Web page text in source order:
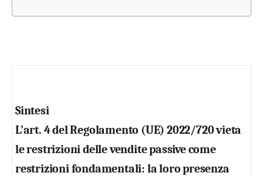
Sintesi
L’art. 4 del Regolamento (UE) 2022/720 vieta
le restrizioni dellevendite passivecome
restrizioni fondamentali: la loro presenza